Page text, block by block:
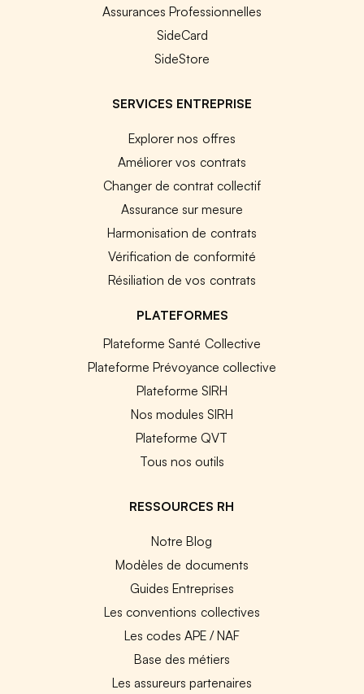
Assurances Professionnelles
SideCard
SideStore
SERVICES ENTREPRISE
Explorer nos offres
Améliorer vos contrats
Changer de contrat collectif
Assurance sur mesure
Harmonisation de contrats
Vérification de conformité
Résiliation de vos contrats
PLATEFORMES
Plateforme Santé Collective
Plateforme Prévoyance collective
Plateforme SIRH
Nos modules SIRH
Plateforme QVT
Tous nos outils
RESSOURCES RH
Notre Blog
Modèles de documents
Guides Entreprises
Les conventions collectives
Les codes APE / NAF
Base des métiers
Les assureurs partenaires